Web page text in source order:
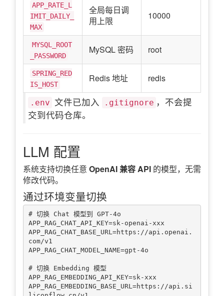
APP_RATE_L
IMIT_DAILY_
MAX
全局每日调
用上限
10000
MYSQL_ROOT
_PASSWORD
MySQL 密码 root
SPRING_RED
IS_HOST
Redis 地址 redis
.env 文件已加入 .gitignore ，不会提
交到代码仓库。
LLM 配置
系统支持切换任意 OpenAI 兼容 API 的模型，无需
修改代码。
通过环境变量切换
# 切换 Chat 模型到 GPT-4o
APP_RAG_CHAT_API_KEY=sk-openai-xxx
APP_RAG_CHAT_BASE_URL=https://api.openai.
com/v1
APP_RAG_CHAT_MODEL_NAME=gpt-4o
# 切换 Embedding 模型
APP_RAG_EMBEDDING_API_KEY=sk-xxx
APP_RAG_EMBEDDING_BASE_URL=https://api.si